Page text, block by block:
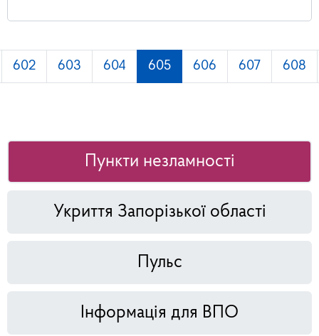
602 603 604 605 606 607 608
Пункти незламності
Укриття Запорізької області
Пульс
Інформація для ВПО